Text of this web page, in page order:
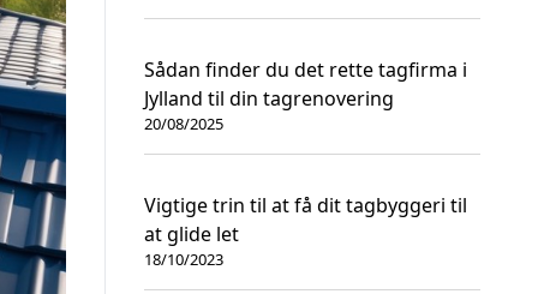
Sådan finder du det rette tagfirma i
Jylland til din tagrenovering
20/08/2025
Vigtige trin til at få dit tagbyggeri til
at glide let
18/10/2023